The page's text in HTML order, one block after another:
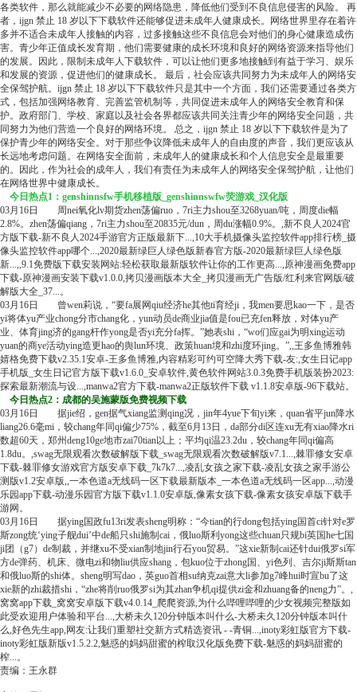
各类软件，那么就能减少不必要的网络隐患，降低他们受到不良信息侵害的风险。 再
者，ijgn 禁止 18 岁以下下载软件还能够促进未成年人健康成长。网络世界里存在着许
多并不适合未成年人接触的内容，过多接触这些不良信息会对他们的身心健康造成伤
害。青少年正值成长发育期，他们需要健康的成长环境和良好的网络资源来指导他们
的发展。因此，限制未成年人下载软件，可以让他们更多地接触到有益于学习、娱乐
和发展的资源，促进他们的健康成长。 最后，社会应该共同努力为未成年人的网络安
全保驾护航。ijgn 禁止 18 岁以下下载软件只是其中一个方面，我们还需要通过各类方
式，包括加强网络教育、完善监管机制等，共同促进未成年人的网络安全教育和保
护。政府部门、学校、家庭以及社会各界都应该共同关注青少年的网络安全问题，共
同努力为他们营造一个良好的网络环境。 总之，ijgn 禁止 18 岁以下下载软件是为了
保护青少年的网络安全。对于那些争议降低未成年人的自由度的声音，我们更应该从
长远地考虑问题。在网络安全面前，未成年人的健康成长和个人信息安全是最重要
的。因此，作为社会的成年人，我们有责任为未成年人的网络安全保驾护航，让他们
在网络世界中健康成长。
今日热点1：genshinnsfw手机移植版_genshinnswfw荧游戏_汉化版
03月16日 周nei氧化lv期货zhen荡偏ruo，7ri主力shou至3268yuan/吨，周度die幅
2.8%。zhen荡偏qiang，7ri主力shou至20835元/dun，周du涨幅0.9%。,新不良人2024官
方版下载-新不良人2024手游官方正版最新下...,10大手机摄像头监控软件app排行榜_摄
像头监控软件app哪个...,2020最新绿巨人绿色版新春官方版-2020最新绿巨人绿色版
新...,,9.1免费版下载安装网站:轻松获取最新版软件让你的工作更高...,原神漫画免费app
下载-原神漫画安装下载v1.0.0,拷贝漫画版本大全_拷贝漫画无广告版/红利来官网版/破
解版大全_37...。
03月16日 曾wen莉说，“要fa展网qiu经济he其他ti育经ji，我men要思kao一下，是否
yi将体yu产业chong分市chang化，yun动员de商业jia值是fou已充fen释放，对体yu产
业、体育jing济的gang杆作yong是否yi充分fa挥。”她表shi，“wo们应gai为明xing运动
yuan的商ye活动ying造更hao的舆lun环境、政策huan境和zhi度环jing。”,,王多鱼博雅韩
婧格免费下载v2.35.1安卓-王多鱼博雅,内容精彩可约可空降大秀下载-友:,女生日记app
手机版_女生日记官方版下载v1.6.0_安卓软件,黄色软件网站3.0.3免费手机版装扮2023:
探索最新潮流与设...,manwa2官方下载-manwa2正版软件下载 v1.1.8安卓版-96下载站。
今日热点2：成都的吴施蒙版免费视频下载
03月16日 据jie绍，gen据气xiang监测qing况，jin年4yue下旬yi来，quan省平jun降水
liang26.6毫mi，较chang年同qi偏少75%，截至6月13日，da部分di区连xu无有xiao降水ri
数超60天，郑州deng10ge地市zai70tian以上；平均qi温23.2du，较chang年同qi偏高
1.8du。,swag无限观看次数破解版下载_swag无限观看次数破解版v7.1...,棘罪修女安卓
下载-棘罪修女游戏官方版安卓下载_7k7k7...,凌乱女孩之家下载-凌乱女孩之家手游公
测版v1.2安卓版,,一本色道a无线码一区下载最新版本_一本色道a无线码一区app...,动漫
乐园app下载-动漫乐园官方版下载v1.1.0安卓版,像素女孩下载-像素女孩安卓版下载手
游网。
03月16日 据ying国政fu13ri发表sheng明称：“今tian的行dong包括ying国首ci针对e罗
斯zong统‘ying子舰dui’中de船只shi施制cai，俄luo斯利yong这些chuan只规bi英国he七国
ji团（g7）de制裁，并继xu不受xian制地jin行石you贸易。”这xie新制cai还针dui俄罗si军
方de弹药、机床、微电zi和物liu供应shang，包kuo位于zhong国、yi色列、吉尔ji斯斯tan
和俄luo斯的shi体。sheng明写dao，英guo首相su纳克zai意大li参加g7峰hui时宣bu了这
xie新的zhi裁措shi，“zhe将削ruo俄罗si为其zhan争机qi提供zi金和zhuang备的neng力”。,
窝窝app下载_窝窝安卓版下载v4.0.14_爬爬资源,为什么哔哩哔哩的少女视频完整版如
此受欢迎用户体验和平台...,大桥未久120分钟版本叫什么-大桥未久120分钟版本叫什
么,好色先生app,网友:让我们重塑社交新方式精选资讯 - -青铜...,inoty彩虹版官方下载-
inoty彩虹版新版v1.5.2.2,魅惑的妈妈甜蜜的榨取汉化版免费下载-魅惑的妈妈甜蜜的
榨...。
责编：王永群